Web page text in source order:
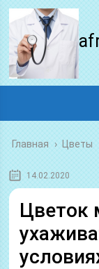
Главная › Цветы
14.02.2020
Цветок